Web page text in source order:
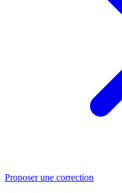
Proposer une correction